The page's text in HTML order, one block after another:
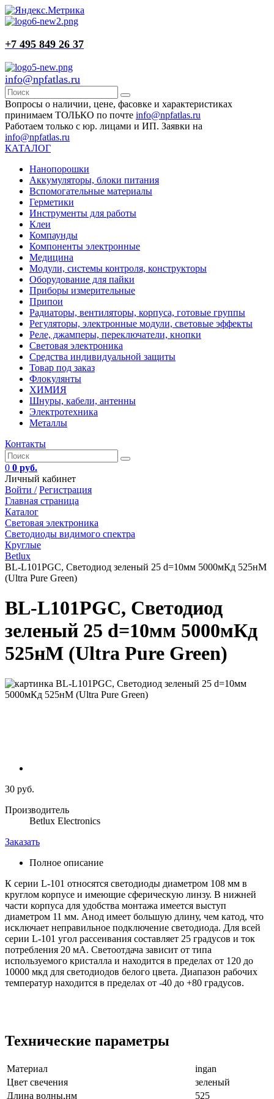
+7 495 849 26 37
info@npfatlas.ru
Вопросы о наличии, цене, фасовке и характеристиках
принимаем ТОЛЬКО по почте info@npfatlas.ru
Работаем только с юр. лицами и ИП. Заявки на
info@npfatlas.ru
КАТАЛОГ
Нанопорошки
Аккумуляторы, блоки питания
Вспомогательные материалы
Герметики
Инструменты для работы
Клеи
Компаунды
Компоненты электронные
Медицина
Модули, системы контроля, конструкторы
Оборудование для пайки
Приборы измерительные
Припои
Радиаторы, вентиляторы, корпуса, готовые группы
Регуляторы, электронные модули, световые эффекты
Реле, джамперы, переключатели, кнопки
Световая электроника
Средства индивидуальной защиты
Товар под заказ
Флокулянты
ХИМИЯ
Шнуры, кабели, антенны
Электротехника
Металлы
Контакты
0 0 руб.
Личный кабинет
Войти / Регистрация
Главная страница
Каталог
Световая электроника
Светодиоды видимого спектра
Круглые
Betlux
BL-L101PGC, Светодиод зеленый 25 d=10мм 5000мКд 525нМ
(Ultra Pure Green)
BL-L101PGC, Светодиод
зеленый 25 d=10мм 5000мКд
525нМ (Ultra Pure Green)
30 руб.
Производитель
Betlux Electronics
Заказать
Полное описание
К серии L-101 относятся светодиоды диаметром 108 мм в
круглом корпусе и имеющие сферическую линзу. В нижней
части корпуса для удобства монтажа имеется выступ
диаметром 11 мм. Анод имеет большую длину, чем катод, что
исключает неправильное подключение светодиода. Для всей
серии L-101 угол рассеивания составляет 25 градусов и ток
потребления 20 мА. Светоотдача зависит от типа
используемого кристалла и находится в пределах от 120 до
10000 мкд для светодиодов белого цвета. Диапазон рабочих
температур находится в пределах от -40 до +80 градусов.
Технические параметры
Материал
ingan
Цвет свечения
зеленый
Длина волны,нм
525